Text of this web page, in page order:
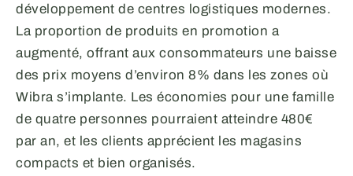
développement de centres logistiques modernes.
La proportion de produits en promotion a
augmenté, offrant aux consommateurs une baisse
des prix moyens d’environ 8% dans les zones où
Wibra s’implante. Les économies pour une famille
de quatre personnes pourraient atteindre 480€
par an, et les clients apprécient les magasins
compacts et bien organisés.